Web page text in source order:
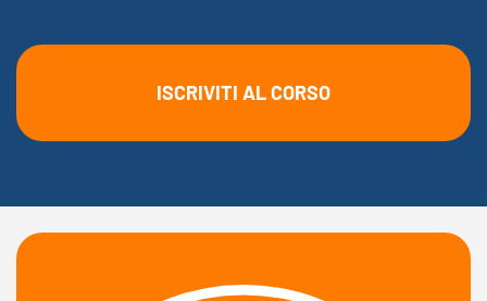
ISCRIVITI AL CORSO